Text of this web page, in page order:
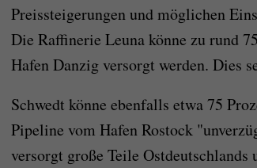
Preissteigerungen und möglichen
Die Raffinerie Leuna könne zu rund
Hafen Danzig versorgt werden. Dies
Schwedt könne ebenfalls etwa 75
Pipeline vom Hafen Rostock
versorgt große Teile